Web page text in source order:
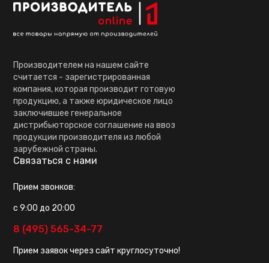
Производителем на нашем сайте
считается - зарегистрированная
компания, которая производит готовую
продукцию, а также юридическое лицо
заключившее генеральное
дистрибьюторское соглашение на ввоз
продукции производителя из любой
зарубежной страны.
Связаться с нами
Прием звонков:
с 9:00 до 20:00
8 (495) 565-34-77
Прием заявок через сайт круглосуточно!